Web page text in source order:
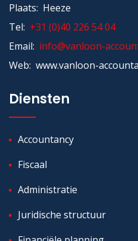
Plaats: Heeze
Tel: +31 (0)40 226 54 04
Email: info@vanloon-
Web: www.vanloon-
Diensten
Accountancy
Fiscaal
Administratie
Juridische structuur